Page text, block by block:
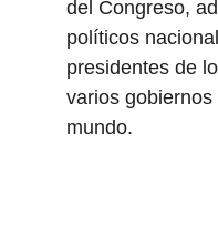
del Congreso,
políticos
presidentes de
varios gobiernos
mundo.